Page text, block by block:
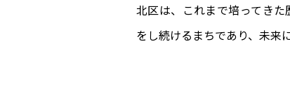
北区は、これまで培ってき
をし続けるまちであり、未来